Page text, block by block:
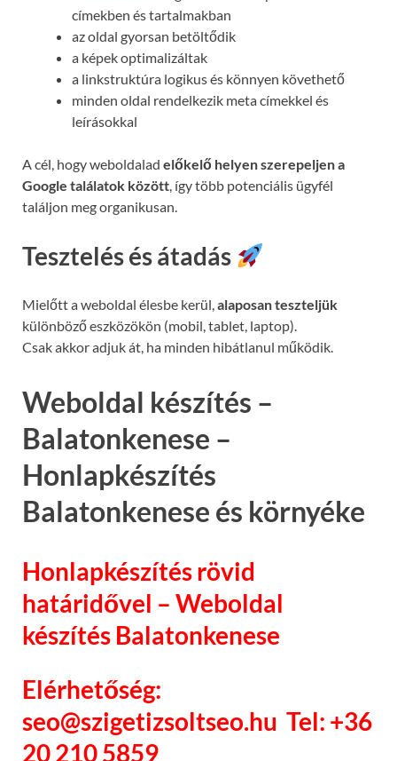
címekben és tartalmakban
az oldal gyorsan betöltődik
a képek optimalizáltak
a linkstruktúra logikus és könnyen követhető
minden oldal rendelkezik meta címekkel és
leírásokkal
A cél, hogy weboldalad előkelő helyen szerepeljen a
Google találatok között, így több potenciális ügyfél
találjon meg organikusan.
Tesztelés és átadás
Mielőtt a weboldal élesbe kerül,alaposan teszteljük
különböző eszközökön (mobil, tablet, laptop).
Csak akkor adjuk át, ha minden hibátlanul működik.
Weboldal készítés –
Balatonkenese –
Honlapkészítés
Balatonkenese és környéke
Honlapkészítés rövid
határidővel – Weboldal
készítés Balatonkenese
Elérhetőség:
seo@szigetizsoltseo.hu Tel: +36
20 210 5859